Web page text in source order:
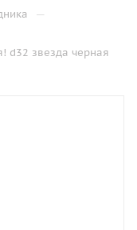
—
d32 звезда черная